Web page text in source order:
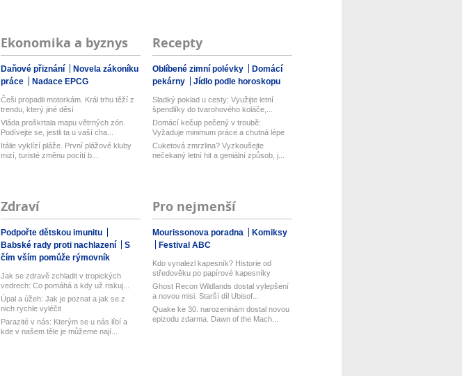
Ekonomika a byznys
Daňové přiznání
Novela zákoníku
práce
Nadace EPCG
Češi propadli motorkám. Král trhu těží z
trendu, který jiné děsí
Vláda proškrtala mapu větrných zón.
Podívejte se, jestli ta u vaší cha...
Itálie vyklízí pláže. První plážové kluby
mizí, turisté změnu pocítí b...
Recepty
Oblíbené zimní polévky
Domácí
pekárny
Jídlo podle horoskopu
Sladký poklad u cesty: Využijte letní
špendlíky do tvarohového koláče,...
Domácí kečup pečený v troubě:
Vyžaduje minimum práce a chutná lépe
než...
Cuketová zmrzlina? Vyzkoušejte
nečekaný letní hit a geniální způsob, j...
Zdraví
Podpořte dětskou imunitu
Babské rady proti nachlazení
S
čím vším pomůže rýmovník
Jak se zdravě zchladit v tropických
vedrech: Co pomáhá a kdy už riskuj...
Úpal a úžeh: Jak je poznat a jak se z
nich rychle vyléčit
Parazité v nás: Kterým se u nás líbí a
kde v našem těle je můžeme nají...
Pro nejmenší
Mourissonova poradna
Komiksy
Festival ABC
Kdo vynalezl kapesník? Historie od
středověku po papírové kapesníky
Ghost Recon Wildlands dostal vylepšení
a novou misi. Starší díl Ubisof...
Quake ke 30. narozeninám dostal novou
epizodu zdarma. Dawn of the Mach...